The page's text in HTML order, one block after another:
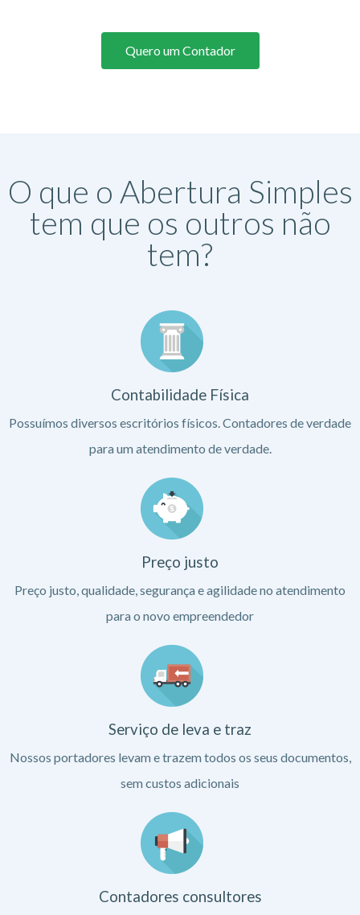
Quero um Contador
O que o Abertura Simples
tem que os outros não
tem?
Contabilidade Física
Possuímos diversos escritórios físicos. Contadores de verdade
para um atendimento de verdade.
Preço justo
Preço justo, qualidade, segurança e agilidade no atendimento
para o novo empreendedor
Serviço de leva e traz
Nossos portadores levam e trazem todos os seus documentos,
sem custos adicionais
Contadores consultores